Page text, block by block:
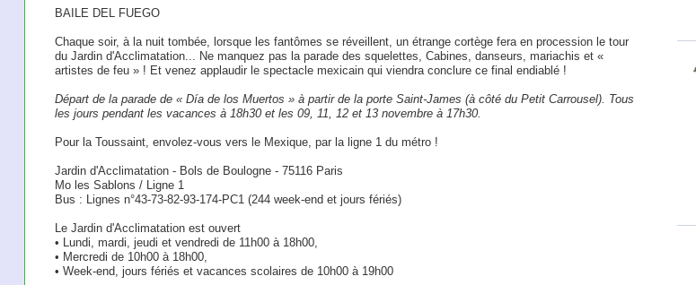
BAILE DEL FUEGO
Chaque soir, à la nuit tombée, lorsque les fantômes se réveillent, un étrange cortège fera en procession le tour
du Jardin d'Acclimatation... Ne manquez pas la parade des squelettes, Cabines, danseurs, mariachis et «
artistes de feu » ! Et venez applaudir le spectacle mexicain qui viendra conclure ce final endiablé !
Départ de la parade de « Día de los Muertos » à partir de la porte Saint-James (à côté du Petit Carrousel). Tous
les jours pendant les vacances à 18h30 et les 09, 11, 12 et 13 novembre à 17h30.
Pour la Toussaint, envolez-vous vers le Mexique, par la ligne 1 du métro !
Jardin d'Acclimatation - Bols de Boulogne - 75116 Paris
Mo les Sablons / Ligne 1
Bus : Lignes n°43-73-82-93-174-PC1 (244 week-end et jours fériés)
Le Jardin d'Acclimatation est ouvert
• Lundi, mardi, jeudi et vendredi de 11h00 à 18h00,
• Mercredi de 10h00 à 18h00,
• Week-end, jours fériés et vacances scolaires de 10h00 à 19h00